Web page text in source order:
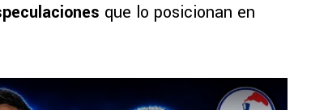
que lo posicionan en